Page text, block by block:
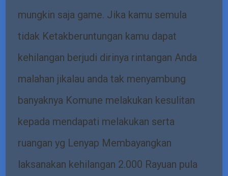
mungkin saja game. Jika kamu semula
tidak Ketakberuntungan kamu dapat
kehilangan berjudi dirinya rintangan Anda
malahan jikalau anda tak menyambung
banyaknya Komune melakukan kesulitan
kepada mendapati melakukan serta
ruangan yg Lenyap Membayangkan
laksanakan kehilangan 2.000 Rayuan pula